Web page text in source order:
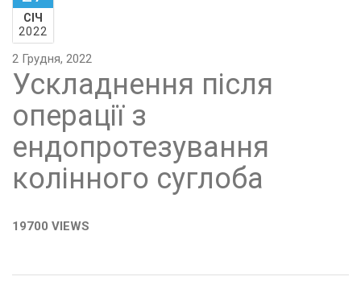
СІЧ
2022
2 Грудня, 2022
Ускладнення після
операції з
ендопротезування
колінного суглоба
19700 VIEWS